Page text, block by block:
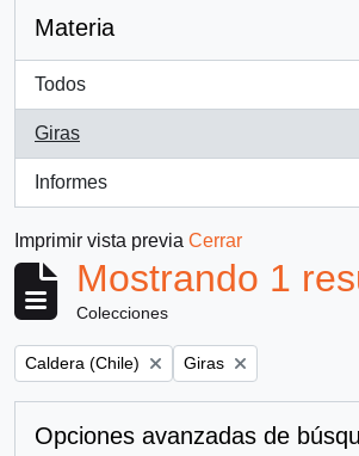
Materia
Todos
Giras
, 1 resultados
Informes
, 1 resultados
Imprimir vista previa Cerrar
Mostrando 1
Colecciones
Remove filter:
Caldera (Chile) Remove filter:
Giras
Opciones avanzadas de